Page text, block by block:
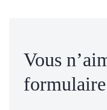
Vous